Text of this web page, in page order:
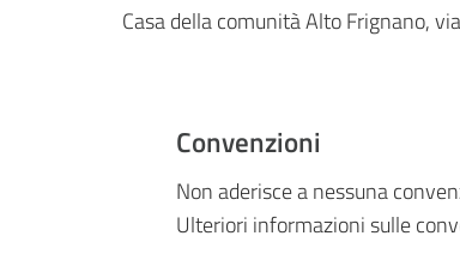
Casa della comunità Alto Frignano,
Convenzioni
Non aderisce a nessuna
Ulteriori informazioni sulle